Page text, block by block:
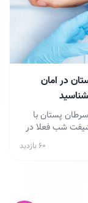
در امان
پستان با
شب فعلا در
۶۰ بازدید